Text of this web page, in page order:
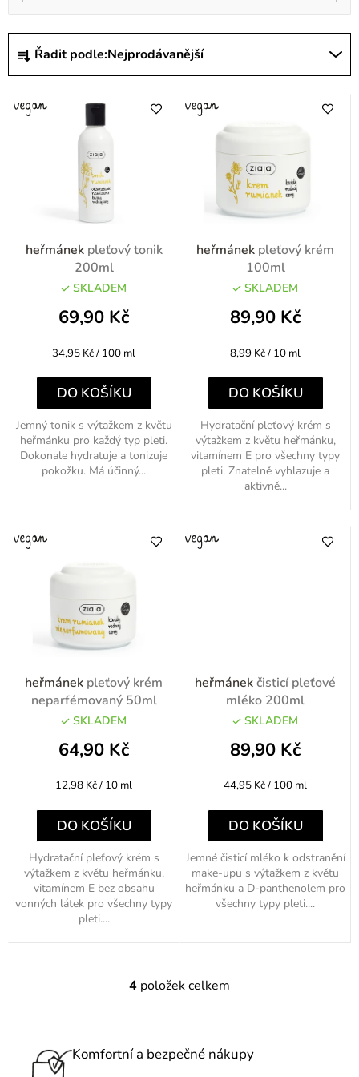
Ř
a
e
Řadit podle:Nejprodávanější
heřmánek pleťový tonik
200ml
SKLADEM
69,90 Kč
Měrná
34,95 Kč / 100 ml
DO KOŠÍKU
Jemný tonik s výtažkem z květu
heřmánku pro každý typ pleti.
Dokonale hydratuje a tonizuje
pokožku. Má účinný...
heřmánek pleťový krém
100ml
SKLADEM
89,90 Kč
Měrná
8,99 Kč / 10 ml
DO KOŠÍKU
Hydratační pleťový krém s
výtažkem z květu heřmánku,
vitamínem E pro všechny typy
pleti. Znatelně vyhlazuje a
aktivně...
heřmánek pleťový krém
neparfémovaný 50ml
SKLADEM
64,90 Kč
Měrná
12,98 Kč / 10 ml
DO KOŠÍKU
Hydratační pleťový krém s
výtažkem z květu heřmánku,
vitamínem E bez obsahu
vonných látek pro všechny typy
pleti....
heřmánekčisticí pleťové
mléko 200ml
SKLADEM
89,90 Kč
Měrná
44,95 Kč / 100 ml
DO KOŠÍKU
Jemné čisticí mléko k odstranění
make-upu s výtažkem z květu
heřmánku a D-panthenolem pro
všechny typy pleti....
O
á
4 položek celkem
Komfortní a bezpečné nákupy